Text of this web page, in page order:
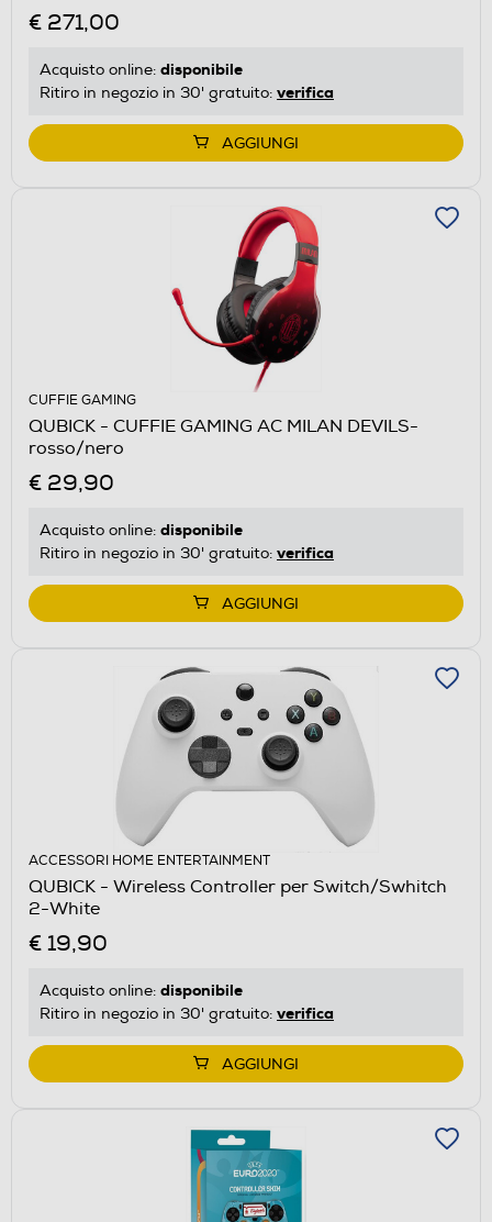
€ 271,00
Acquisto online: disponibile
Ritiro in negozio in 30' gratuito: verifica
AGGIUNGI
CUFFIE GAMING
QUBICK - CUFFIE GAMING AC MILAN DEVILS-
rosso/nero
€ 29,90
Acquisto online: disponibile
Ritiro in negozio in 30' gratuito: verifica
AGGIUNGI
ACCESSORI HOME ENTERTAINMENT
QUBICK - Wireless Controller per Switch/Swhitch
2-White
€ 19,90
Acquisto online: disponibile
Ritiro in negozio in 30' gratuito: verifica
AGGIUNGI